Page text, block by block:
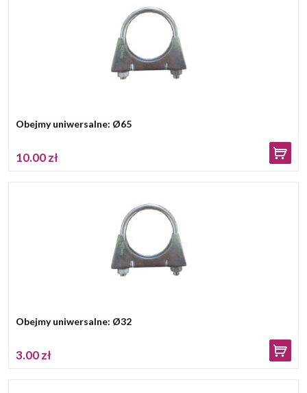
Obejmy uniwersalne: Ø65
10.00 zł
Obejmy uniwersalne: Ø32
3.00 zł